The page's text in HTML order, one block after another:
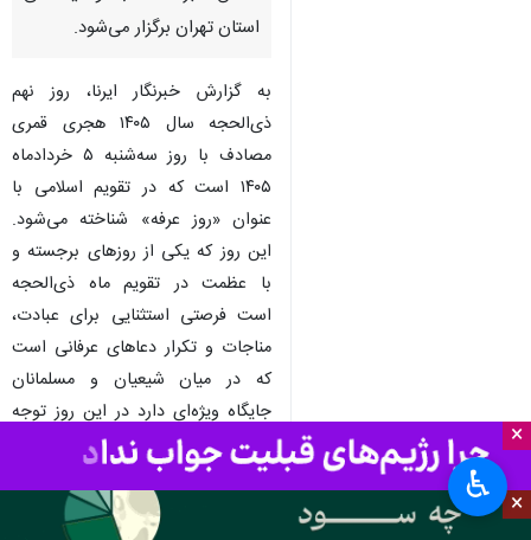
×
×
استان تهران برگزار می‌شود.
به گزارش خبرنگار ایرنا، روز نهم
ذی‌الحجه سال ۱۴۰۵ هجری قمری
مصادف با روز سه‌شنبه ۵ خردادماه
۱۴۰۵ است که در تقویم اسلامی با
عنوان «روز عرفه» شناخته می‌شود.
این روز که یکی از روزهای برجسته و
با عظمت در تقویم ماه ذی‌الحجه
است فرصتی استثنایی برای عبادت،
مناجات و تکرار دعاهای عرفانی است
که در میان شیعیان و مسلمانان
جایگاه ویژه‌ای دارد در این روز توجه
مسلمانان معطوف به فضاهای معنوی،
مساجد و محافل دعا خواهد بود تا از
برکات و فضایل این روز بهره‌مند شوند.
♿︎